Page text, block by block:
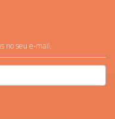
no seu e-mail.